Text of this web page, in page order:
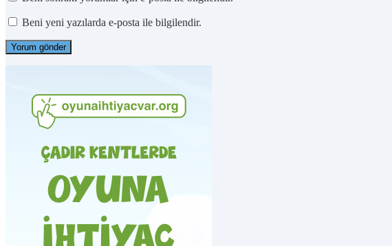
Beni yeni yazılarda e-posta ile bilgilendir.